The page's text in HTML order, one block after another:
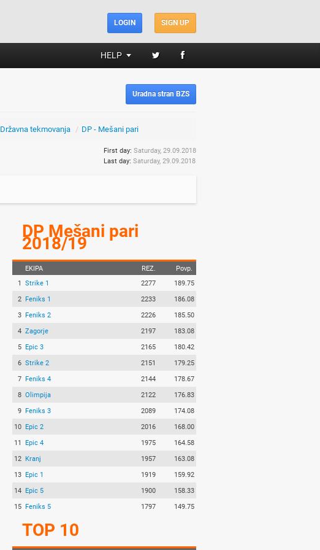
SIGN UP
LOGIN
HELP
Uradna stran BZS
Državna tekmovanja / DP - Mešani pari
First day: Saturday, 29.09.2018
Last day: Saturday, 29.09.2018
DP Mešani pari
2018/19
EKIPA REZ.
Povp.
1
Strike 1 2277
189.75
2 Feniks 1 2233
186.08
3 Feniks 2 2226
185.50
4 Zagorje 2197
183.08
5 Epic 3 2165
180.42
6 Strike 2 2151
179.25
7 Feniks 4 2144
178.67
8 Olimpija 2122
176.83
9 Feniks 3 2089
174.08
10 Epic 2 2016
168.00
11
Epic 4 1975
164.58
12 Kranj 1957
163.08
13 Epic 1 1919
159.92
14 Epic 5 1900
158.33
15 Feniks 5 1797 149.75
TOP 10